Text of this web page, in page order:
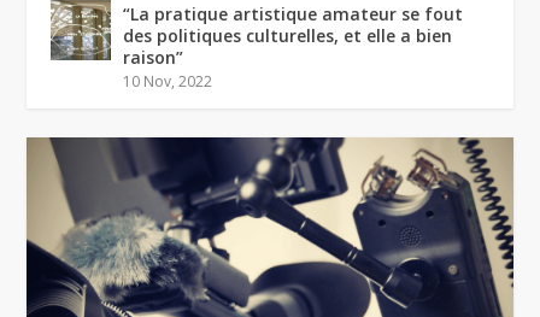
“La pratique artistique amateur se fout
des politiques culturelles, et elle a bien
raison”
10 Nov, 2022